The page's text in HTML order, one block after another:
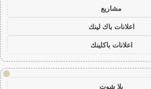
مشاريع
اعلانات باك لينك
اعلانات باكلينك
!
يلا شوت